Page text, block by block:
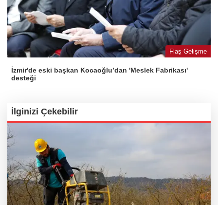
Flaş Gelişme
İzmir'de eski başkan Kocaoğlu’dan 'Meslek Fabrikası'
desteği
İlginizi Çekebilir